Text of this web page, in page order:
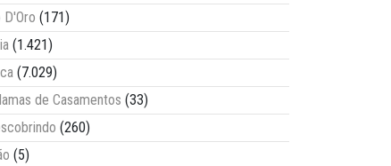
D'Oro (171)
(1.421)
(7.029)
de Casamentos (33)
(260)
(5)